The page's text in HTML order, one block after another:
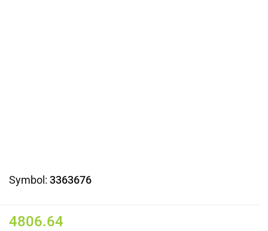
Symbol: 3363676
4806.64